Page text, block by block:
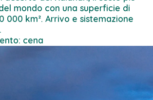
mondo con una superficie di
000 km². Arrivo e sistemazione
cena